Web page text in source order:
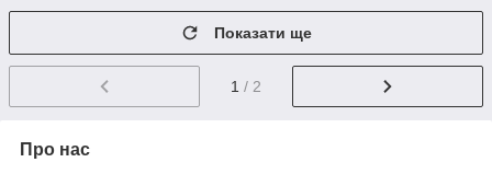
Показати ще
1 / 2
Про нас